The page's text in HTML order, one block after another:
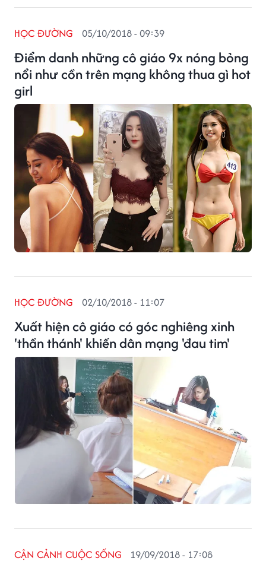
Điểm danh những cô giáo 9x nóng bỏng
nổi như cồn trên mạng không thua gì hot
girl
HỌC ĐƯỜNG 05/10/2018 - 09:39
Xuất hiện cô giáo có góc nghiêng xinh
'thần thánh' khiến dân mạng 'đau tim'
HỌC ĐƯỜNG 02/10/2018 - 11:07
CẬN CẢNH CUỘC SỐNG 19/09/2018 - 17:08